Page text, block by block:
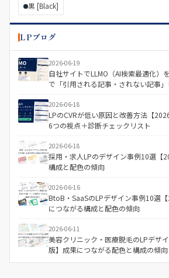
黒 [Black]
LPブログ
2026-06-19
自社サイトでLLMO（AI検索最適化）
で「引用される記事・されない記事
2026-06-18
LPのCVRが低い原因と改善方法【
6つの視点＋診断チェックリスト
2026-06-18
採用・求人LPのデザイン事例10選【
構成と配色の傾向
2026-06-16
BtoB・SaaSのLPデザイン事例10選
につながる構成と配色の傾向
2026-06-11
美容クリニック・医療脱毛のLPデザ
版】成果につながる配色と構成の傾向